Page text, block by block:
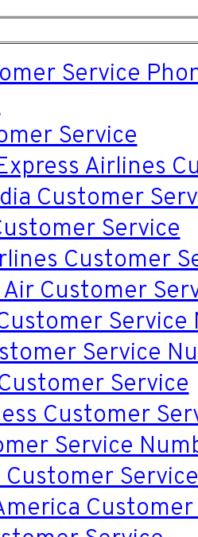
Service
Service
Airlines
Customer
Service
Customer
Customer
Service
Service
Service
Customer
Service
Service